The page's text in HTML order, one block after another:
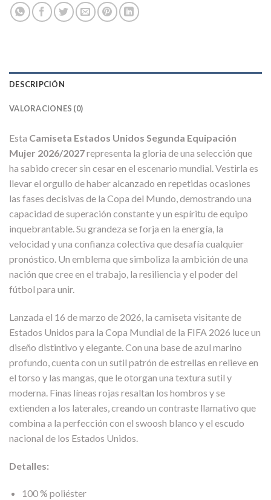
DESCRIPCIÓN
VALORACIONES (0)
Esta Camiseta Estados Unidos Segunda Equipación
Mujer 2026/2027representa la gloria de una selección que
ha sabido crecer sin cesar en el escenario mundial. Vestirla es
llevar el orgullo de haber alcanzado en repetidas ocasiones
las fases decisivas de la Copa del Mundo, demostrando una
capacidad de superación constante y un espíritu de equipo
inquebrantable. Su grandeza se forja en la energía, la
velocidad y una confianza colectiva que desafía cualquier
pronóstico. Un emblema que simboliza la ambición de una
nación que cree en el trabajo, la resiliencia y el poder del
fútbol para unir.
Lanzada el 16 de marzo de 2026, la camiseta visitante de
Estados Unidos para la Copa Mundial de la FIFA 2026 luce un
diseño distintivo y elegante. Con una base de azul marino
profundo, cuenta con un sutil patrón de estrellas en relieve en
el torso y las mangas, que le otorgan una textura sutil y
moderna. Finas líneas rojas resaltan los hombros y se
extienden a los laterales, creando un contraste llamativo que
combina a la perfección con el swoosh blanco y el escudo
nacional de los Estados Unidos.
Detalles:
100 % poliéster